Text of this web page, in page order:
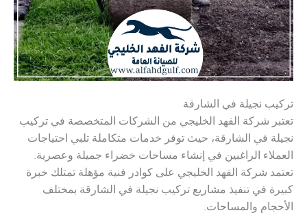
تركيب نجيلة في الشارقة
تعتبر شركة الفهد الخليجي من الشركات المتخصصة في تركيب
نجيلة في الشارقة، حيث توفر خدمات متكاملة تلبي احتياجات
العملاء الراغبين في إنشاء مساحات خضراء جميلة وعصرية.
تعتمد شركة الفهد الخليجي على كوادر فنية مؤهلة تمتلك خبرة
كبيرة في تنفيذ مشاريع تركيب نجيلة في الشارقة بمختلف
الأحجام والمساحات.